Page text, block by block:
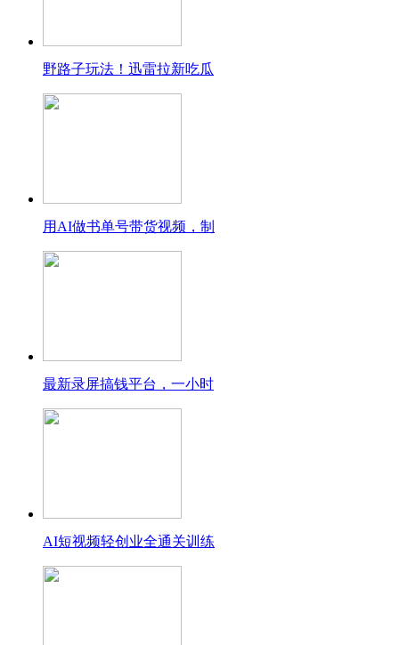
野路子玩法！迅雷拉新吃瓜
用AI做书单号带货视频，制
最新录屏搞钱平台，一小时
AI短视频轻创业全通关训练